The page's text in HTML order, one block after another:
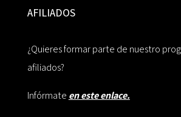
AFILIADOS
¿Quieres formar parte de nuestro
afiliados?
Infórmate en este enlace.